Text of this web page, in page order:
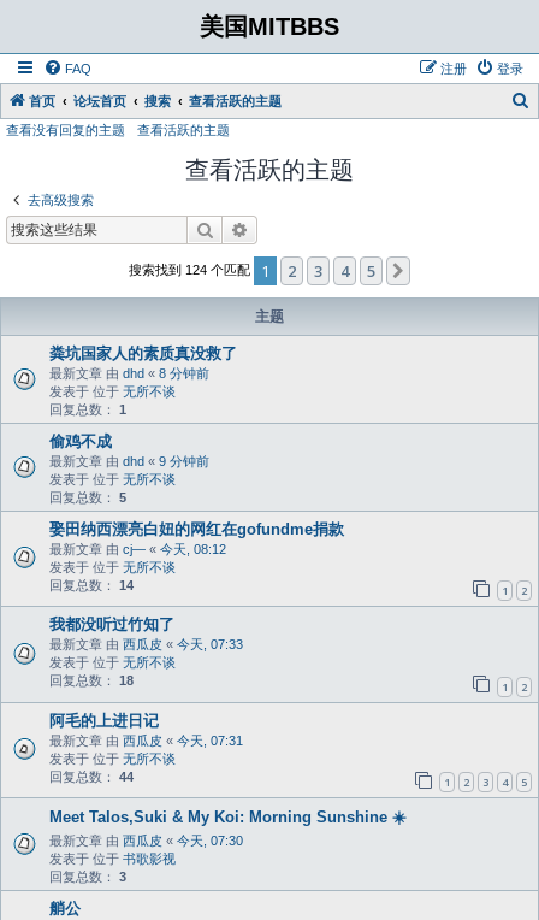
美国MITBBS
FAQ 登录
注册
首页 论坛首页 搜索 查看活跃的主题
查看没有回复的主题 查看活跃的主题
查看活跃的主题
去高级搜索
搜索
搜索找到 124 个匹配 1 2 3 4 5
主题
粪坑国家人的素质真没救了
最新文章 由 dhd « 8 分钟前
发表于 位于 无所不谈
回复总数： 1
偷鸡不成
最新文章 由 dhd « 9 分钟前
发表于 位于 无所不谈
回复总数： 5
娶田纳西漂亮白妞的网红在gofundme捐款
最新文章 由 cj— « 今天, 08:12
发表于 位于 无所不谈
回复总数： 14 1 2
我都没听过竹知了
最新文章 由 西瓜皮 « 今天, 07:33
发表于 位于 无所不谈
回复总数： 18 1 2
阿毛的上进日记
最新文章 由 西瓜皮 « 今天, 07:31
发表于 位于 无所不谈
回复总数： 44 1 2 3 4 5
Meet Talos,Suki & My Koi: Morning Sunshine ☀️
最新文章 由 西瓜皮 « 今天, 07:30
发表于 位于 书歌影视
回复总数： 3
艄公